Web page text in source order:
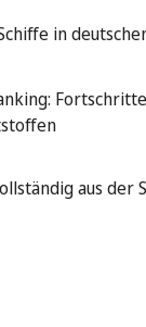
in
aus der